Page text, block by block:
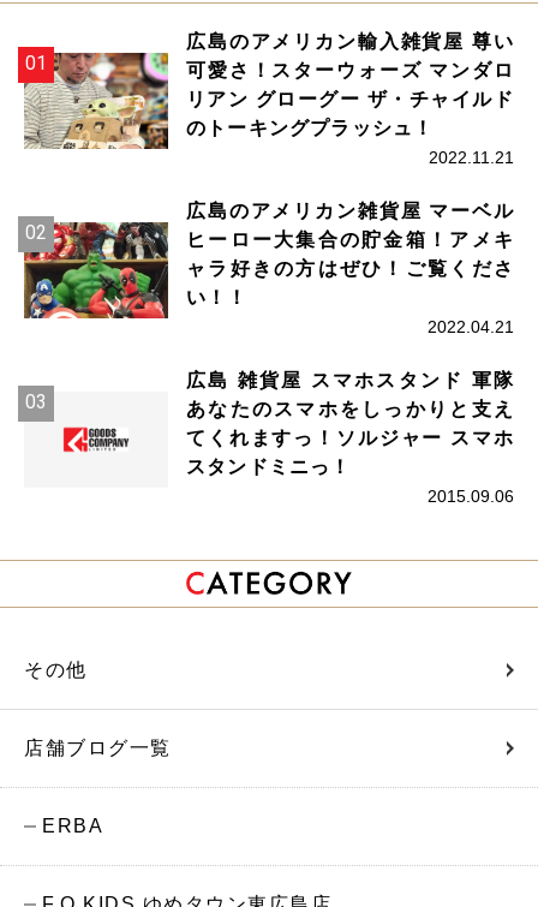
広島のアメリカン輸入雑貨屋 尊い
可愛さ！スターウォーズ マンダロ
リアン グローグー ザ・チャイルド
のトーキングプラッシュ！
2022.11.21
広島のアメリカン雑貨屋 マーベル
ヒーロー大集合の貯金箱！アメキ
ャラ好きの方はぜひ！ご覧くださ
い！！
2022.04.21
広島 雑貨屋 スマホスタンド 軍隊
あなたのスマホをしっかりと支え
てくれますっ！ソルジャー スマホ
スタンドミニっ！
2015.09.06
その他
店舗ブログ一覧
ERBA